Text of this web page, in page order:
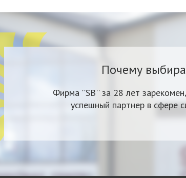
Почему
Фирма ''SB'' за 28 лет
успешный партнер в сфере